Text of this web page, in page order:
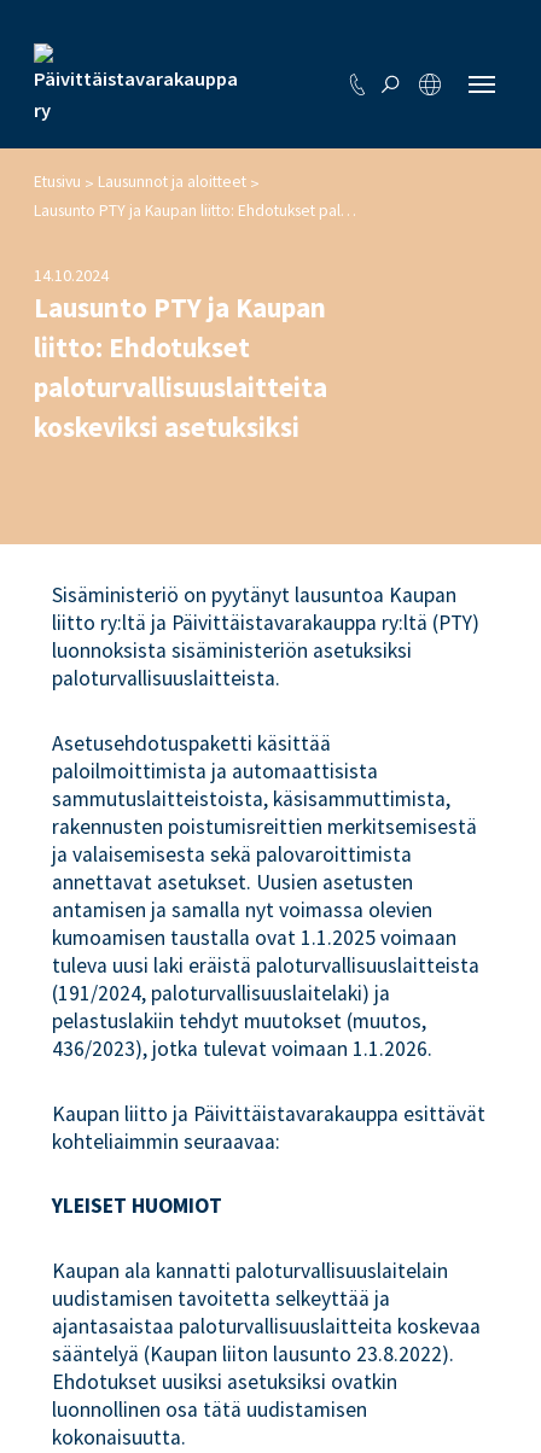
Etusivu > Lausunnot ja aloitteet >
Lausunto PTY ja Kaupan liitto: Ehdotukset paloturvallisuuslaitteita koskeviksi asetuksiksi
14.10.2024
Lausunto PTY ja Kaupan
liitto: Ehdotukset
paloturvallisuuslaitteita
koskeviksi asetuksiksi
Sisäministeriö on pyytänyt lausuntoa Kaupan
liitto ry:ltä ja Päivittäistavarakauppa ry:ltä (PTY)
luonnoksista sisäministeriön asetuksiksi
paloturvallisuuslaitteista.
Asetusehdotuspaketti käsittää
paloilmoittimista ja automaattisista
sammutuslaitteistoista, käsisammuttimista,
rakennusten poistumisreittien merkitsemisestä
ja valaisemisesta sekä palovaroittimista
annettavat asetukset. Uusien asetusten
antamisen ja samalla nyt voimassa olevien
kumoamisen taustalla ovat 1.1.2025 voimaan
tuleva uusi laki eräistä paloturvallisuuslaitteista
(191/2024, paloturvallisuuslaitelaki) ja
pelastuslakiin tehdyt muutokset (muutos,
436/2023), jotka tulevat voimaan 1.1.2026.
Kaupan liitto ja Päivittäistavarakauppa esittävät
kohteliaimmin seuraavaa:
YLEISET HUOMIOT
Kaupan ala kannatti paloturvallisuuslaitelain
uudistamisen tavoitetta selkeyttää ja
ajantasaistaa paloturvallisuuslaitteita koskevaa
sääntelyä (Kaupan liiton lausunto 23.8.2022).
Ehdotukset uusiksi asetuksiksi ovatkin
luonnollinen osa tätä uudistamisen
kokonaisuutta.